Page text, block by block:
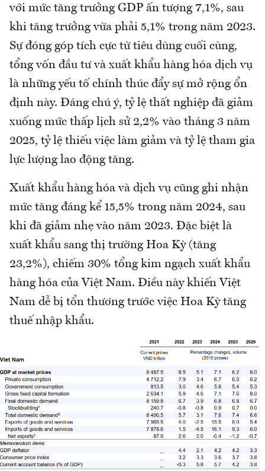
với mức tăng trưởng GDP ấn tượng 7,1%, sau
khi tăng trưởng vừa phải 5,1% trong năm 2023.
Sự đóng góp tích cực từ tiêu dùng cuối cùng,
tổng vốn đầu tư và xuất khẩu hàng hóa dịch vụ
là những yếu tố chính thúc đẩy sự mở rộng ổn
định này. Đáng chú ý, tỷ lệ thất nghiệp đã giảm
xuống mức thấp lịch sử 2,2% vào tháng 3 năm
2025, tỷ lệ thiếu việc làm giảm và tỷ lệ tham gia
lực lượng lao động tăng.
Xuất khẩu hàng hóa và dịch vụ cũng ghi nhận
mức tăng đáng kể 15,5% trong năm 2024, sau
khi đã giảm nhẹ vào năm 2023. Đặc biệt là
xuất khẩu sang thị trường Hoa Kỳ (tăng
23,2%), chiếm 30% tổng kim ngạch xuất khẩu
hàng hóa của Việt Nam. Điều này khiến Việt
Nam dễ bị tổn thương trước việc Hoa Kỳ tăng
thuế nhập khẩu.